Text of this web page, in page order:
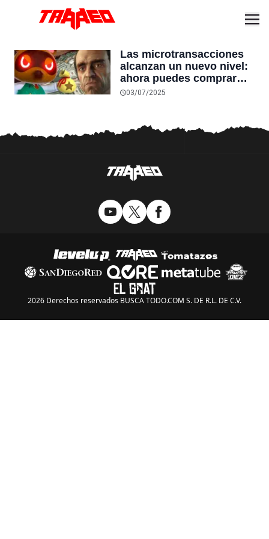
Las microtransacciones
alcanzan un nuevo nivel:
ahora puedes comprar
dentro de videojuegos y
03/07/2025
2026 Derechos reservados BUSCA TODO.COM S. DE R.L. DE C.V.